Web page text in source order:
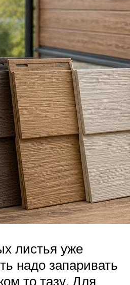
листья уже
надо запаривать
то тазу. Для